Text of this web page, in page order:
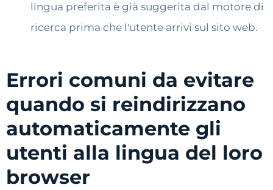
lingua preferita è già suggerita dal motore di
ricerca prima che l'utente arrivi sul sito web.
Errori comuni da evitare
quando si reindirizzano
automaticamente gli
utenti alla lingua del loro
browser